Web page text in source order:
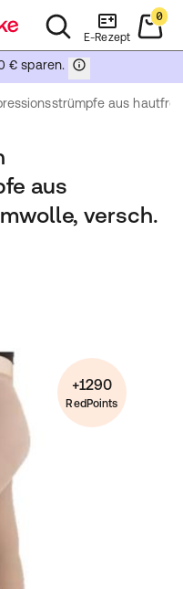
E-Rezept
0
€ sparen.
aus
aus
versch.
+1290
RedPoints